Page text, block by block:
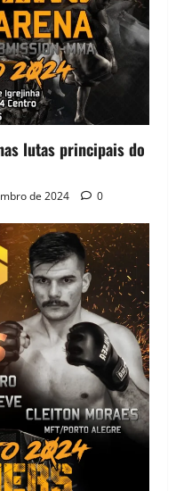
lutas principais do
de 2024 0